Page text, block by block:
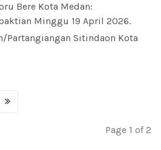
Bere Kota Medan:
Minggu 19 April 2026.
Partangiangan Sitindaon Kota
Page 1 of 2